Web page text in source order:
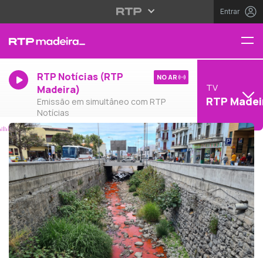
Entrar
RTP Notícias (RTP
Madeira)
Emissão em simultâneo com RTP
Notícias
NO AR
TV
RTP